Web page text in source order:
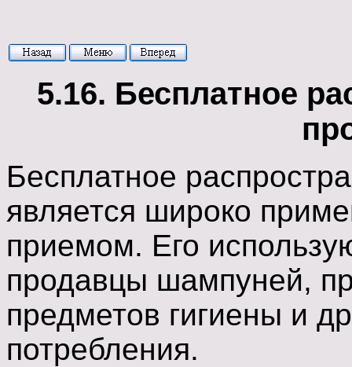
5.16. Бесплатное
Бесплатное
является широко
приемом. Его
продавцы шампуней,
предметов гигиены и
потребления.